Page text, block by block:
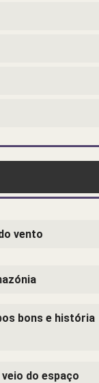
vento
bons e história
do espaço